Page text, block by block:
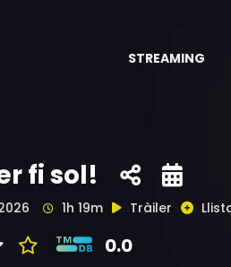
STREAMING
fi sol!
1h 19m Tràiler
0.0